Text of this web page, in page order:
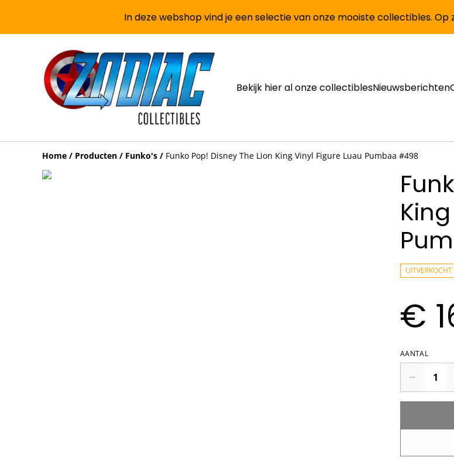
In deze webshop vind je een selectie van onze mooiste collectibles.
Bekijk hier al onze collectiblesNieuwsberichten
Home / Producten / Funko's / Funko Pop! Disney The Lion King Vinyl Figure Luau Pumbaa #498
UITVERKOCHT
€
AANTAL